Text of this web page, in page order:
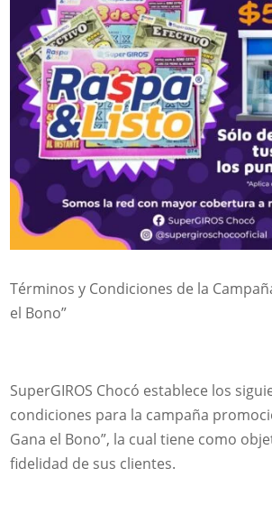
Términos y Condiciones de la
el Bono”
SuperGIROS Chocó establece los
condiciones para la campaña
Gana el Bono”, la cual tiene como
fidelidad de sus clientes.